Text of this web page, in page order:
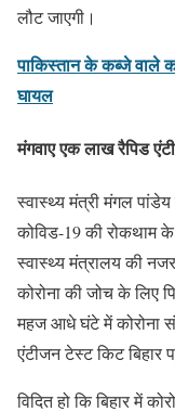
लौट जाएगी।
पाकिस्तान के कब्जे वाले
घायल
मंगवाए एक लाख रैपिड
स्वास्थ्य मंत्री मंगल
कोविड-19 की रोकथाम के
स्वास्थ्य मंत्रालय की
कोरोना की जोच के लिए
महज आधे घंटे में कोरोना
एंटीजन टेस्ट किट बिहार
विदित हो कि बिहार में